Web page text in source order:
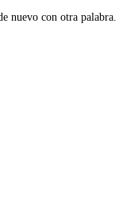
nuevo con otra palabra.